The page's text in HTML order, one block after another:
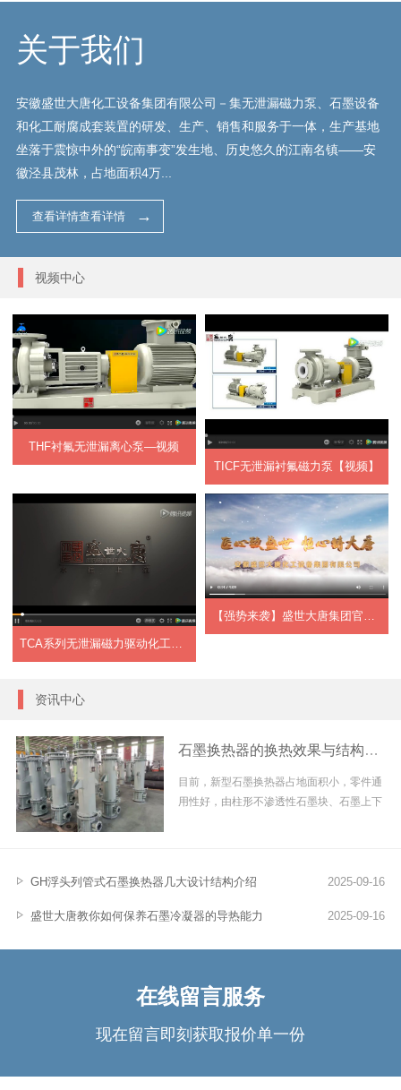
关于我们
安徽盛世大唐化工设备集团有限公司－集无泄漏磁力泵、石墨设备
和化工耐腐成套装置的研发、生产、销售和服务于一体，生产基地
坐落于震惊中外的“皖南事变”发生地、历史悠久的江南名镇——安
徽泾县茂林，占地面积4万...
查看详情查看详情
视频中心
THF衬氟无泄漏离心泵—视频
TICF无泄漏衬氟磁力泵【视频】
TCA系列无泄漏磁力驱动化工流程泵【视频
【强势来袭】盛世大唐集团官方宣传片正式上...
资讯中心
石墨换热器的换热效果与结构强度
目前，新型石墨换热器占地面积小，零件通
用性好，由柱形不渗透性石墨块、石墨上下
2025-09-16
GH浮头列管式石墨换热器几大设计结构介绍
2025-09-16
盛世大唐教你如何保养石墨冷凝器的导热能力
在线留言服务
现在留言即刻获取报价单一份